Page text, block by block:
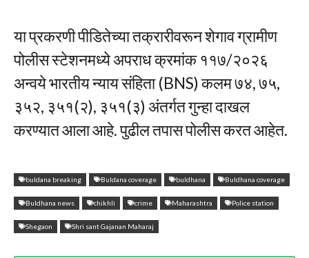
या प्रकरणी पीडितेच्या तक्रारीवरून शेगाव ग्रामीण
पोलीस स्टेशनमध्ये अपराध क्रमांक ११७/२०२६
अन्वये भारतीय न्याय संहिता (BNS) कलम ७४, ७५,
३५२, ३५१(२), ३५१(३) अंतर्गत गुन्हा दाखल
करण्यात आला आहे. पुढील तपास पोलीस करत आहेत.
buldana breaking Buldana coverage buldhana Buldhana coverage
Buldhana news chikhli crime Maharashtra Police station
Shegaon Shri sant Gajanan Maharaj